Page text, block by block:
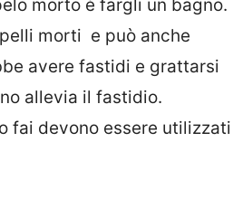
morto è fargli un bagno.
morti e può anche
avere fastidi e grattarsi
allevia il fastidio.
fai devono essere utilizzati